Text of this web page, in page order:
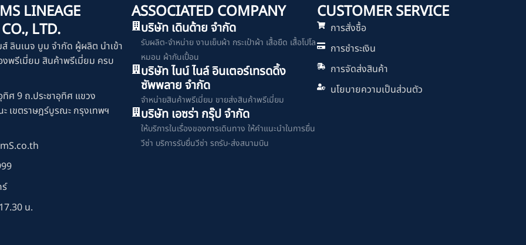
LINEAGE
LTD.
ลินเนจ บูม จำกัด ผู้ผลิต นำเข้า
งพรีเมี่ยม สินค้าพรีเมี่ยม ครบ
ทิศ 9 ถ.ประชาอุทิศ แขวง
เขตราษฎร์บูรณะ กรุงเทพฯ
น.
ASSOCIATED COMPANY
บริษัท เดินด้าย จำกัด
รับผลิต-จำหน่าย งานเย็บผ้า กระเป๋าผ้า เสื้อยืด เสื้อโปโล
หมอน ผ้ากันเปื้อน
บริษัท ไนน์ ไนล์ อินเตอร์เทรดดิ้ง
ซัพพลาย จำกัด
จำหน่ายสินค้าพรีเมี่ยม ขายส่งสินค้าพรีเมี่ยม
บริษัท เอซร่า กรุ๊ป จำกัด
ให้บริการในเรื่องของการเดินทาง ให้คำแนะนำในการยื่น
วีซ่า บริการรับยื่นวีซ่า รถรับ-ส่งสนามบิน
CUSTOMER SERVICE
การสั่งซื้อ
การชำระเงิน
การจัดส่งสินค้า
นโยบายความเป็นส่วนตัว